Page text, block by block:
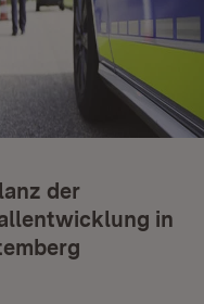
der
in